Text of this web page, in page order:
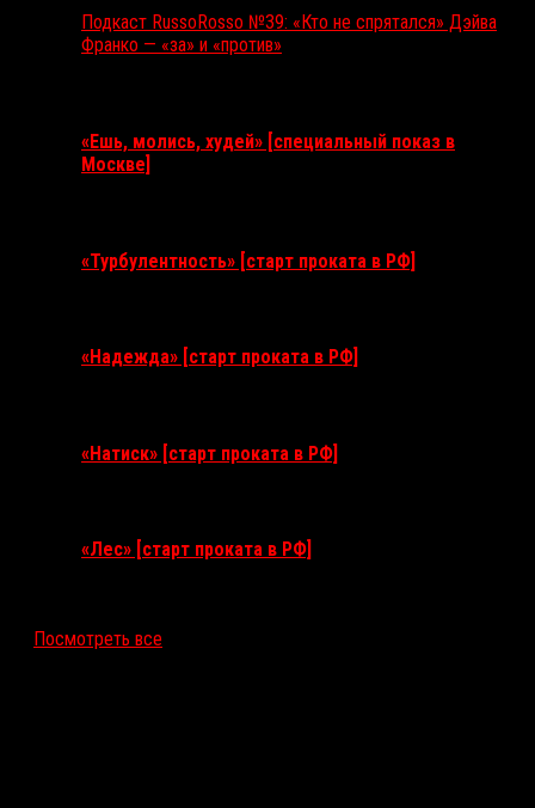
Подкаст RussoRosso №39: «Кто не спрятался» Дэйва
Франко — «за» и «против»
«Ешь, молись, худей» [специальный показ в
Москве]
«Турбулентность» [старт проката в РФ]
«Надежда» [старт проката в РФ]
«Натиск» [старт проката в РФ]
«Лес» [старт проката в РФ]
Посмотреть все